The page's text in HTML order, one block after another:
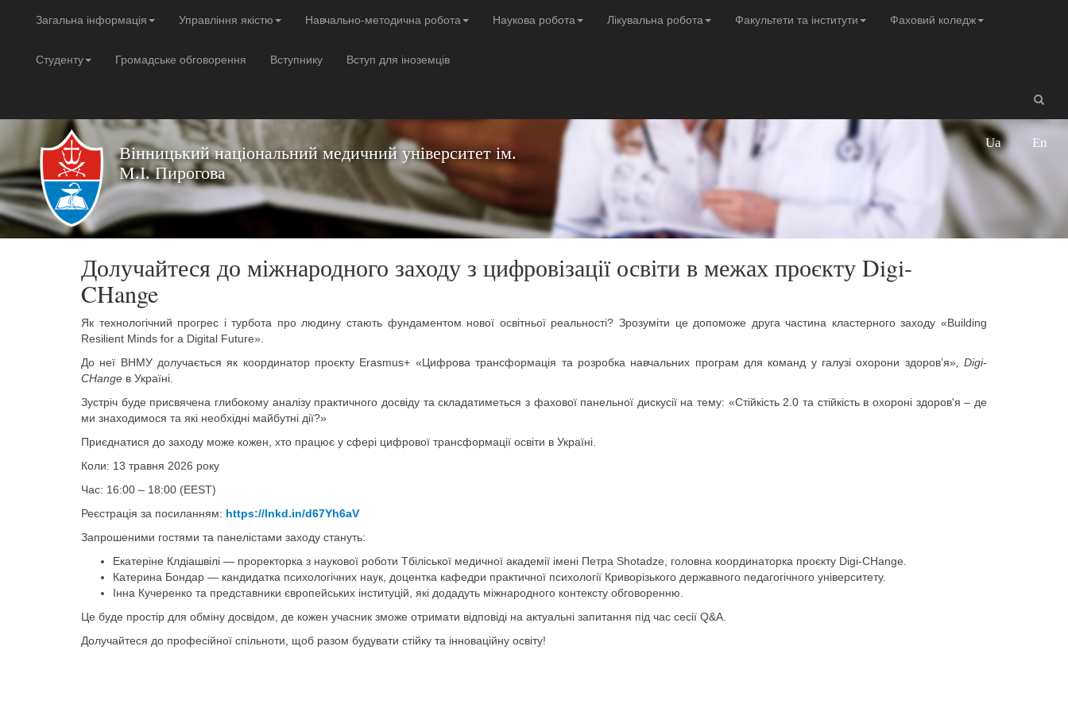
Загальна інформація Управління якістю Навчально-методична робота Наукова робота Лікувальна робота Факультети та інститути Фаховий коледж
Студенту Громадське обговорення Вступнику Вступ для іноземців
Вінницький національний медичний університет ім.
М.І. Пирогова
Ua En
Долучайтеся до міжнародного заходу з цифровізації освіти в межах проєкту Digi-
CHange
Як технологічний прогрес і турбота про людину стають фундаментом нової освітньої реальності? Зрозуміти це допоможе друга частина кластерного заходу «Building
Resilient Minds for a Digital Future».
До неї ВНМУ долучається як координатор проєкту Erasmus+ «Цифрова трансформація та розробка навчальних програм для команд у галузі охорони здоров’я», Digi-
CHange в Україні.
Зустріч буде присвячена глибокому аналізу практичного досвіду та складатиметься з фахової панельної дискусії на тему: «Стійкість 2.0 та стійкість в охороні здоров'я – де
ми знаходимося та які необхідні майбутні дії?»
Приєднатися до заходу може кожен, хто працює у сфері цифрової трансформації освіти в Україні.
Коли: 13 травня 2026 року
Час: 16:00 – 18:00 (EEST)
Реєстрація за посиланням: https://lnkd.in/d67Yh6aV
Запрошеними гостями та панелістами заходу стануть:
Екатеріне Клдіашвілі — проректорка з наукової роботи Тбіліської медичної академії імені Петра Shotadze, головна координаторка проєкту Digi-CHange.
Катерина Бондар — кандидатка психологічних наук, доцентка кафедри практичної психології Криворізького державного педагогічного університету.
Інна Кучеренко та представники європейських інституцій, які додадуть міжнародного контексту обговоренню.
Це буде простір для обміну досвідом, де кожен учасник зможе отримати відповіді на актуальні запитання під час сесії Q&A.
Долучайтеся до професійної спільноти, щоб разом будувати стійку та інноваційну освіту!